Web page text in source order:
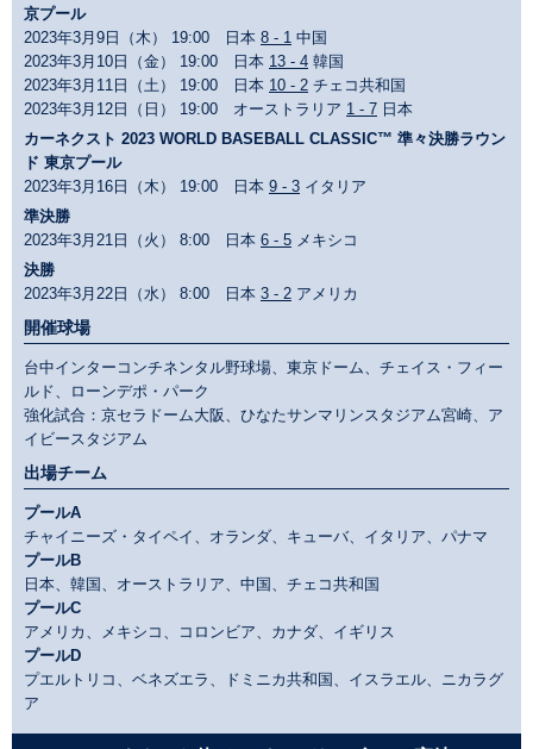
京プール
2023年3月9日（木） 19:00 日本 8 - 1 中国
2023年3月10日（金） 19:00 日本 13 - 4 韓国
2023年3月11日（土） 19:00 日本 10 - 2 チェコ共和国
2023年3月12日（日） 19:00 オーストラリア 1 - 7 日本
カーネクスト 2023 WORLD BASEBALL CLASSIC™ 準々決勝ラウン
ド 東京プール
2023年3月16日（木） 19:00 日本 9 - 3 イタリア
準決勝
2023年3月21日（火） 8:00 日本 6 - 5 メキシコ
決勝
2023年3月22日（水） 8:00 日本 3 - 2 アメリカ
開催球場
台中インターコンチネンタル野球場、東京ドーム、チェイス・フィー
ルド、ローンデポ・パーク
強化試合：京セラドーム大阪、ひなたサンマリンスタジアム宮崎、ア
イビースタジアム
出場チーム
プールA
チャイニーズ・タイペイ、オランダ、キューバ、イタリア、パナマ
プールB
日本、韓国、オーストラリア、中国、チェコ共和国
プールC
アメリカ、メキシコ、コロンビア、カナダ、イギリス
プールD
プエルトリコ、ベネズエラ、ドミニカ共和国、イスラエル、ニカラグ
ア